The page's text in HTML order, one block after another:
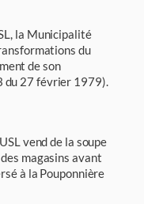
la Municipalité
du
de son
du 27 février 1979).
vend de la soupe
magasins avant
à la Pouponnière